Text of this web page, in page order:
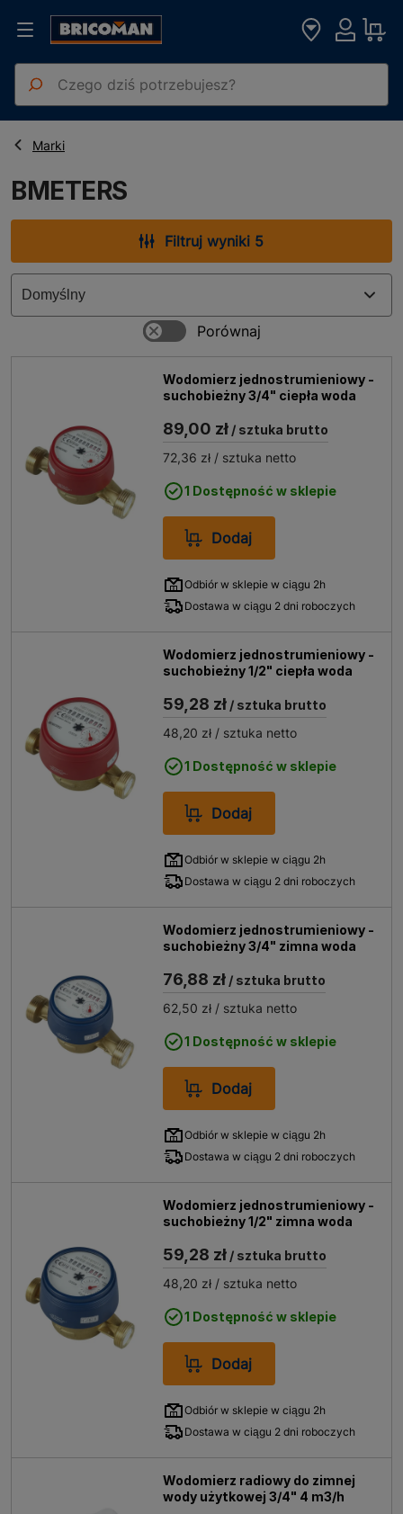
Strona główna
Marki
BMETERS
BMETERS
Filtruj wyniki 5
Wodomierz jednostrumieniowy -
suchobieżny 3/4" ciepła woda
89,00 zł / sztuka brutto
72,36 zł / sztuka netto
1 Dostępność w sklepie
Dodaj
Odbiór w sklepie w ciągu 2h
Dostawa w ciągu 2 dni roboczych
Wodomierz jednostrumieniowy -
suchobieżny 1/2" ciepła woda
59,28 zł / sztuka brutto
48,20 zł / sztuka netto
1 Dostępność w sklepie
Dodaj
Odbiór w sklepie w ciągu 2h
Dostawa w ciągu 2 dni roboczych
Wodomierz jednostrumieniowy -
suchobieżny 3/4" zimna woda
76,88 zł / sztuka brutto
62,50 zł / sztuka netto
1 Dostępność w sklepie
Dodaj
Odbiór w sklepie w ciągu 2h
Dostawa w ciągu 2 dni roboczych
Wodomierz jednostrumieniowy -
suchobieżny 1/2" zimna woda
59,28 zł / sztuka brutto
48,20 zł / sztuka netto
1 Dostępność w sklepie
Dodaj
Odbiór w sklepie w ciągu 2h
Dostawa w ciągu 2 dni roboczych
Wodomierz radiowy do zimnej
wody użytkowej 3/4" 4 m3/h